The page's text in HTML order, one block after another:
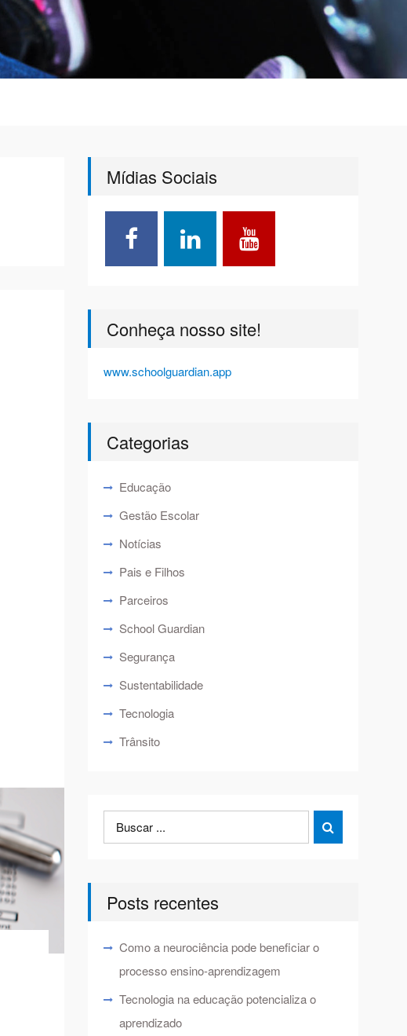
Mídias Sociais
Conheça nosso site!
www.schoolguardian.app
Categorias
Educação
Gestão Escolar
Notícias
Pais e Filhos
Parceiros
School Guardian
Segurança
Sustentabilidade
Tecnologia
Trânsito
Search
for:

Posts recentes
Como a neurociência pode beneficiar o
processo ensino-aprendizagem
Tecnologia na educação potencializa o
aprendizado